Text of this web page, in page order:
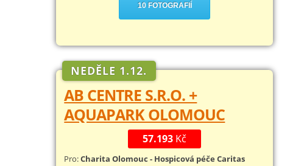
10 FOTOGRAFIÍ
NEDĚLE 1.12.
AB CENTRE S.R.O. +
AQUAPARK OLOMOUC
57.193 Kč
Pro:Charita Olomouc - Hospicová péče Caritas